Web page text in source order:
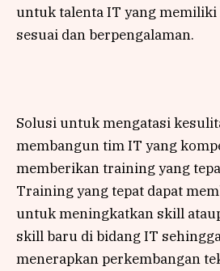
untuk talenta IT yang
sesuai dan berpengalaman.
Solusi untuk mengatasi
membangun tim IT yang
memberikan training yang
Training yang tepat dapat
untuk meningkatkan skill
skill baru di bidang IT
menerapkan perkembangan